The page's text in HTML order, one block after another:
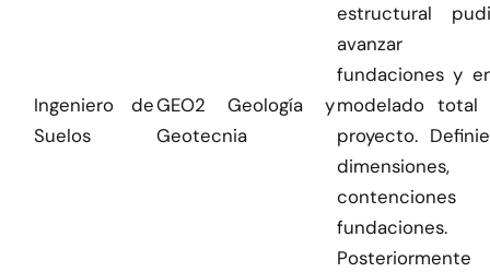
Ingeniero de
Suelos
GEO2 Geología y
Geotecnia
estructural
avanzar
fundaciones y
modelado total
proyecto.
dimensiones,
fundaciones.
Posteriormente